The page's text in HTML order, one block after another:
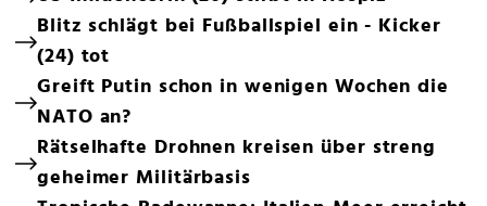
Blitz schlägt bei Fußballspiel ein - Kicker
(24) tot
Greift Putin schon in wenigen Wochen die
NATO an?
Rätselhafte Drohnen kreisen über streng
geheimer Militärbasis